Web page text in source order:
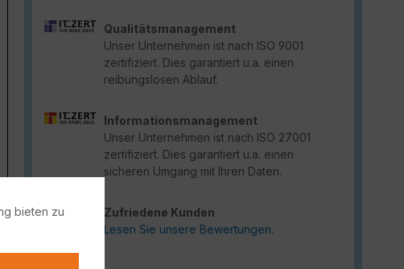
Qualitätsmanagement
Unser Unternehmen ist nach ISO 9001
zertifiziert. Dies garantiert u.a. einen
reibungslosen Ablauf.
Informationsmanagement
Unser Unternehmen ist nach ISO 27001
zertifiziert. Dies garantiert u.a. einen
sicheren Umgang mit Ihren Daten.
Zufriedene Kunden
Lesen Sie unsere Bewertungen.
bieten zu